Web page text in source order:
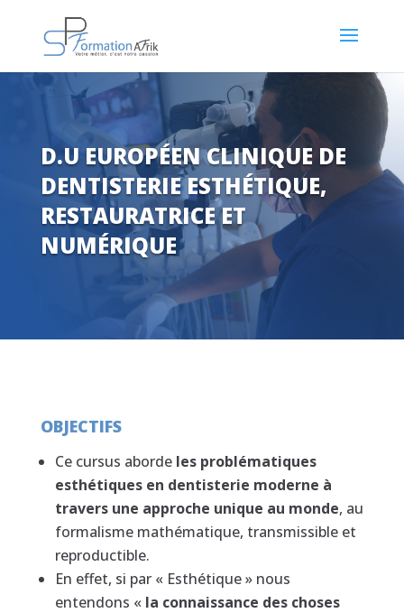
D.U EUROPÉEN CLINIQUE DE
DENTISTERIE ESTHÉTIQUE,
RESTAURATRICE ET
NUMÉRIQUE
OBJECTIFS
Ce cursus aborde les problématiques
esthétiques en dentisterie moderne à
travers une approche unique au monde, au
formalisme mathématique, transmissible et
reproductible.
En effet, si par « Esthétique » nous
entendons « la connaissance des choses